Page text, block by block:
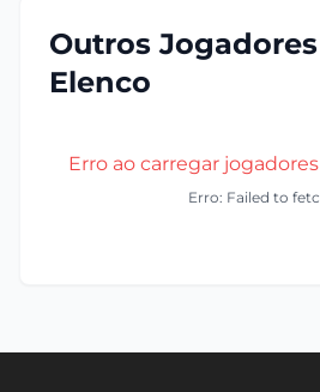
Outros
Elenco
Erro ao carregar
Erro: Failed to